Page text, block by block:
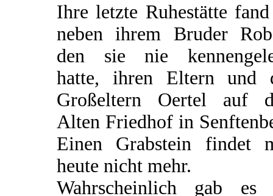
Ihre letzte Ruhestätte
neben ihrem Bruder
den sie nie
hatte, ihren Eltern und
Großeltern Oertel auf
Alten Friedhof in
Einen Grabstein findet
heute nicht mehr.
Wahrscheinlich gab es